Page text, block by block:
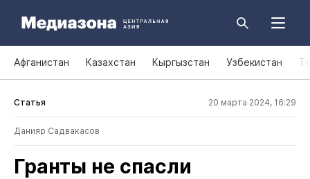
Афганистан Казахстан Кыргызстан Узбекистан
Статья 20 марта 2024, 16:29
Данияр Садвакасов
Гранты не спасли